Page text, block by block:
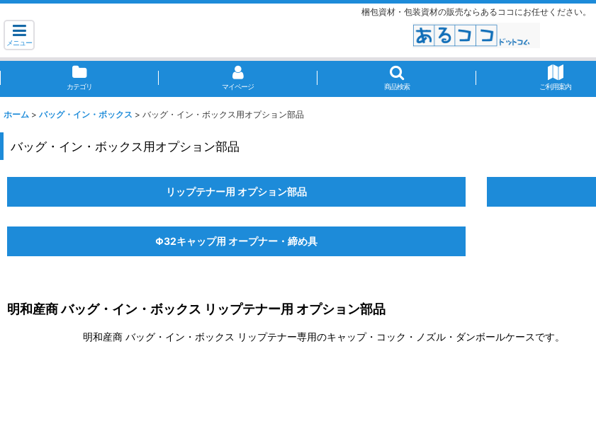
梱包資材・包装資材の販売ならあるココにお任せください。
メニュー
カテゴリ マイページ 商品検索 ご利用案内
ホーム > バッグ・イン・ボックス > バッグ・イン・ボックス用オプション部品
バッグ・イン・ボックス用オプション部品
リップテナー用 オプション部品
Φ32キャップ用 オープナー・締め具
明和産商 バッグ・イン・ボックス リップテナー用 オプション部品
明和産商 バッグ・イン・ボックス リップテナー専用のキャップ・コック・ノズル・ダンボールケースです。